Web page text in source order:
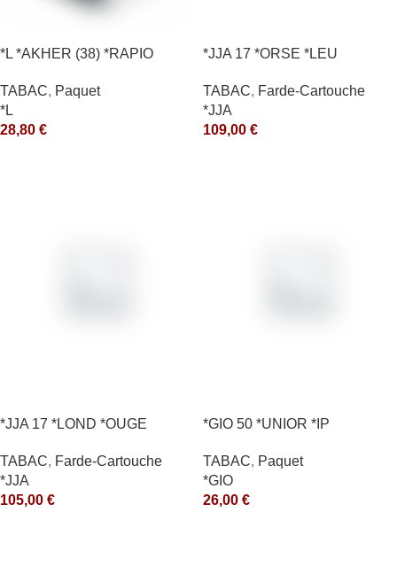
*L *AKHER (38) *RAPIO
TABAC, Paquet
*L
28,80 €
*JJA 17 *ORSE *LEU
TABAC, Farde-Cartouche
*JJA
109,00 €
*JJA 17 *LOND *OUGE
TABAC, Farde-Cartouche
*JJA
105,00 €
*GIO 50 *UNIOR *IP
TABAC, Paquet
*GIO
26,00 €